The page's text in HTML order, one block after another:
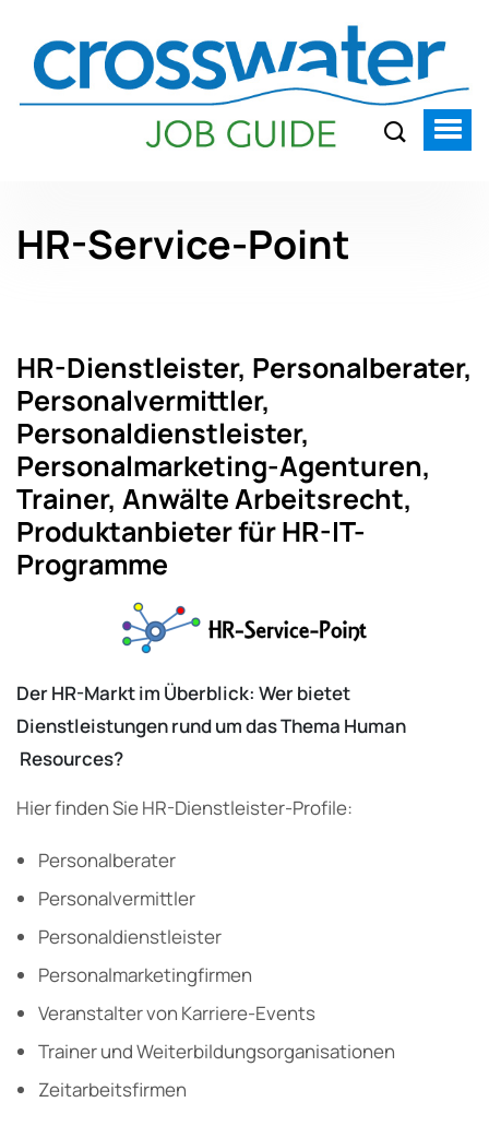
HR-Service-Point
HR-Dienstleister, Personalberater,
Personalvermittler,
Personaldienstleister,
Personalmarketing-Agenturen,
Trainer, Anwälte Arbeitsrecht,
Produktanbieter für HR-IT-
Programme
Der HR-Markt im Überblick: Wer bietet
Dienstleistungen rund um das Thema Human
Resources?
Hier finden Sie HR-Dienstleister-Profile:
Personalberater
Personalvermittler
Personaldienstleister
Personalmarketingfirmen
Veranstalter von Karriere-Events
Trainer und Weiterbildungsorganisationen
Zeitarbeitsfirmen